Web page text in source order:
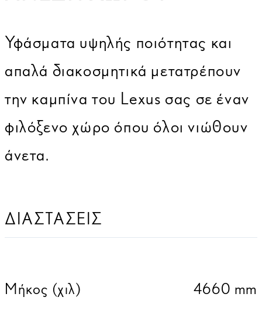
Υφάσματα υψηλής ποιότητας και
απαλά διακοσμητικά μετατρέπουν
την καμπίνα του Lexus σας σε έναν
φιλόξενο χώρο όπου όλοι νιώθουν
άνετα.
ΔΙΑΣΤΑΣΕΙΣ
Μήκος (χιλ) 4660 mm